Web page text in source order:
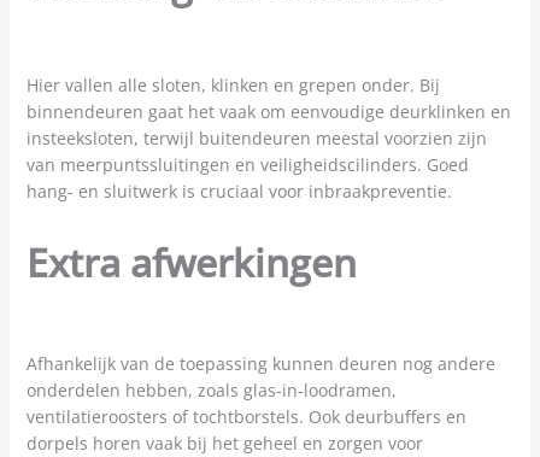
Hier vallen alle sloten, klinken en grepen onder. Bij
binnendeuren gaat het vaak om eenvoudige deurklinken en
insteeksloten, terwijl buitendeuren meestal voorzien zijn
van meerpuntssluitingen en veiligheidscilinders. Goed
hang- en sluitwerk is cruciaal voor inbraakpreventie.
Extra afwerkingen
Afhankelijk van de toepassing kunnen deuren nog andere
onderdelen hebben, zoals glas-in-loodramen,
ventilatieroosters of tochtborstels. Ook deurbuffers en
dorpels horen vaak bij het geheel en zorgen voor